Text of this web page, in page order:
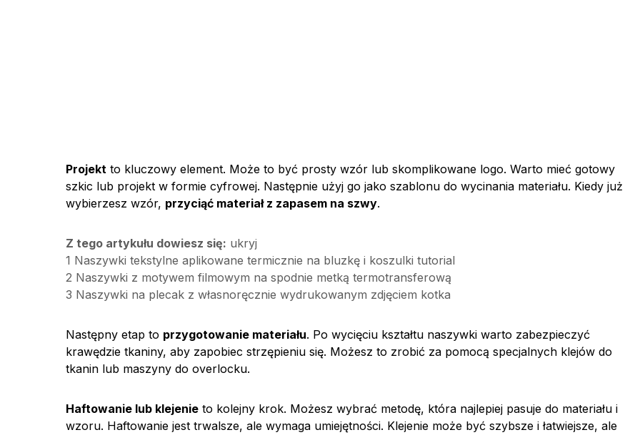
Projekt to kluczowy element. Może to być prosty wzór lub skomplikowane logo. Warto mieć gotowy
szkic lub projekt w formie cyfrowej. Następnie użyj go jako szablonu do wycinania materiału. Kiedy już
wybierzesz wzór, przyciąć materiał z zapasem na szwy.
Z tego artykułu dowiesz się: ukryj
1 Naszywki tekstylne aplikowane termicznie na bluzkę i koszulki tutorial
2 Naszywki z motywem filmowym na spodnie metką termotransferową
3 Naszywki na plecak z własnoręcznie wydrukowanym zdjęciem kotka
Następny etap to przygotowanie materiału. Po wycięciu kształtu naszywki warto zabezpieczyć
krawędzie tkaniny, aby zapobiec strzępieniu się. Możesz to zrobić za pomocą specjalnych klejów do
tkanin lub maszyny do overlocku.
Haftowanie lub klejenie to kolejny krok. Możesz wybrać metodę, która najlepiej pasuje do materiału i
wzoru. Haftowanie jest trwalsze, ale wymaga umiejętności. Klejenie może być szybsze i łatwiejsze, ale